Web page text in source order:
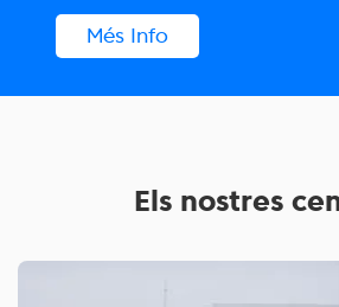
Més Info
Els nostres